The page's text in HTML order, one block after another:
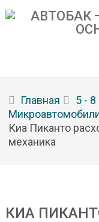
Главная 5 - 8
Киа Пиканто
механика
КИА